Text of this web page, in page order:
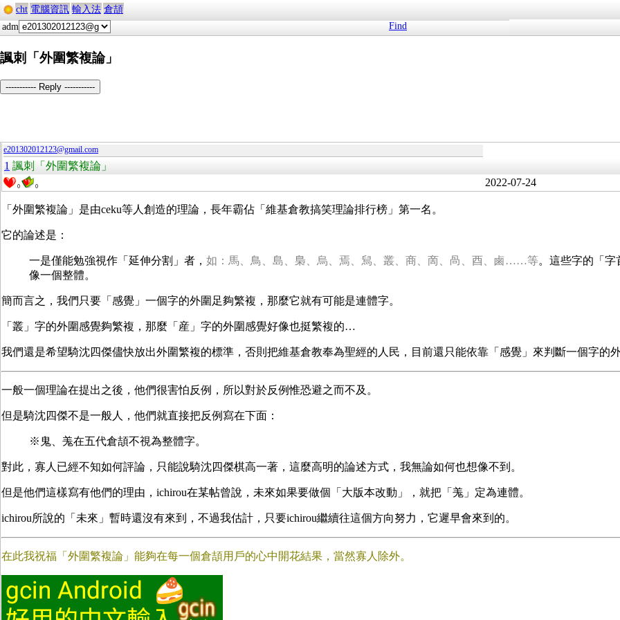
cht 電腦資訊 輸入法 倉頡
adm
Find
諷刺「外圍繁複論」
----------- Reply -----------
e201302012123@gmail.com
1 諷刺「外圍繁複論」
0 0 2022-07-24
「外圍繁複論」是由ceku等人創造的理論，長年霸佔「維基倉教搞笑理論排行榜」第一名。
它的論述是：
一是僅能勉強視作「延伸分割」者， 如： 馬、 鳥 、 島、 梟、 烏、 焉、 舃、 叢、 商、 啇、 咼 、 酉、 鹵 ……等。這些字的「字
像一個整體。
簡而言之，我們只要「感覺」一個字的外圍足夠繁複，那麼它就有可能是連體字。
「叢」字的外圍感覺夠繁複，那麼「産」字的外圍感覺好像也挺繁複的…
我們還是希望騎沈四傑儘快放出外圍繁複的標準，否則把維基倉教奉為聖經的人民，目前還只能依靠「感覺」來判斷一個字的
一般一個理論在提出之後，他們很害怕反例，所以對於反例惟恐避之而不及。
但是騎沈四傑不是一般人，他們就直接把反例寫在下面：
※ 鬼、 羗在五代倉頡不視為整體字。
對此，寡人已經不知如何評論，只能說騎沈四傑棋高一著，這麼高明的論述方式，我無論如何也想像不到。
但是他們這樣寫有他們的理由，ichirou在某帖曾說，未來如果要做個「大版本改動」，就把「羗」定為連體。
ichirou所說的「未來」暫時還沒有來到，不過我估計，只要ichirou繼續往這個方向努力，它遲早會來到的。
在此我祝福「外圍繁複論」能夠在每一個倉頡用戶的心中開花結果，當然寡人除外。